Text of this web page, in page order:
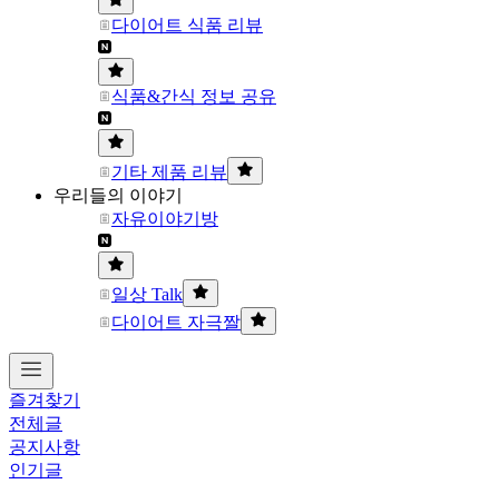
다이어트 식품 리뷰
식품&간식 정보 공유
기타 제품 리뷰
우리들의 이야기
자유이야기방
일상 Talk
다이어트 자극짤
즐겨찾기
전체글
공지사항
인기글